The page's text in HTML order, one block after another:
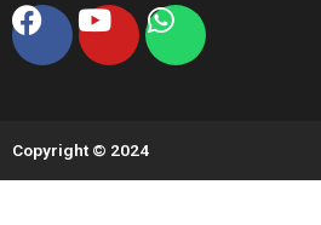
Facebook
YoutubeWhatsapp
Copyright © 2024